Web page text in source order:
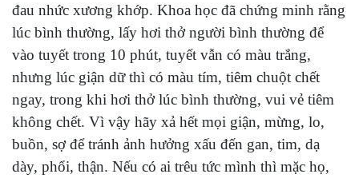
đau nhức xương khớp. Khoa học đã chứng minh rằng
lúc bình thường, lấy hơi thở người bình thường để
vào tuyết trong 10 phút, tuyết vẫn có màu trắng,
nhưng lúc giận dữ thì có màu tím, tiêm chuột chết
ngay, trong khi hơi thở lúc bình thường, vui vẻ tiêm
không chết. Vì vậy hãy xả hết mọi giận, mừng, lo,
buồn, sợ để tránh ảnh hưởng xấu đến gan, tim, dạ
dày, phổi, thận. Nếu có ai trêu tức mình thì mặc họ,